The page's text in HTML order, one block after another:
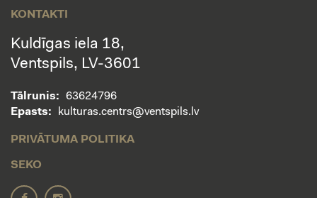
KONTAKTI
Kuldīgas iela 18,
Ventspils, LV-3601
Tālrunis:
63624796
Epasts:
kulturas.centrs@ventspils.lv
PRIVĀTUMA POLITIKA
SEKO